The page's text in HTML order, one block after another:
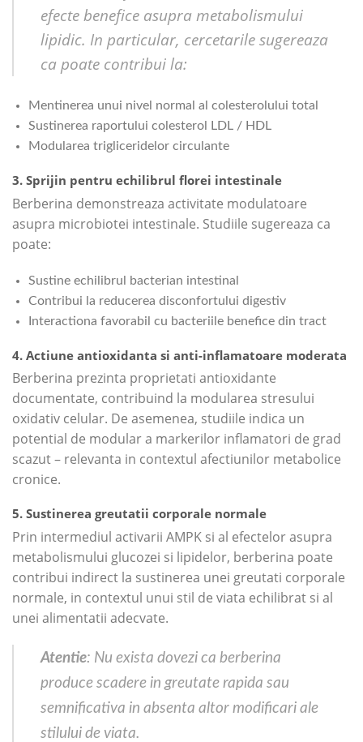
efecte benefice asupra metabolismului
lipidic. In particular, cercetarile sugereaza
ca poate contribui la:
Mentinerea unui nivel normal al colesterolului total
Sustinerea raportului colesterol LDL / HDL
Modularea trigliceridelor circulante
3. Sprijin pentru echilibrul florei intestinale
Berberina demonstreaza activitate modulatoare
asupra microbiotei intestinale. Studiile sugereaza ca
poate:
Sustine echilibrul bacterian intestinal
Contribui la reducerea disconfortului digestiv
Interactiona favorabil cu bacteriile benefice din tract
4. Actiune antioxidanta si anti-inflamatoare moderata
Berberina prezinta proprietati antioxidante
documentate, contribuind la modularea stresului
oxidativ celular. De asemenea, studiile indica un
potential de modular a markerilor inflamatori de grad
scazut – relevanta in contextul afectiunilor metabolice
cronice.
5. Sustinerea greutatii corporale normale
Prin intermediul activarii AMPK si al efectelor asupra
metabolismului glucozei si lipidelor, berberina poate
contribui indirect la sustinerea unei greutati corporale
normale, in contextul unui stil de viata echilibrat si al
unei alimentatii adecvate.
Atentie: Nu exista dovezi ca berberina
produce scadere in greutate rapida sau
semnificativa in absenta altor modificari ale
stilului de viata.